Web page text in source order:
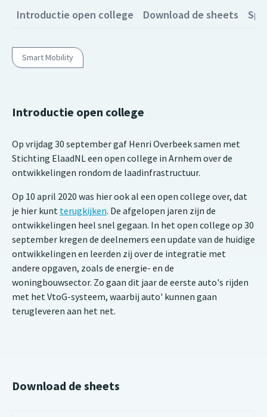
Introductie open college Download de sheets
Smart Mobility
Introductie open college
Op vrijdag 30 september gaf Henri Overbeek samen met
Stichting ElaadNL een open college in Arnhem over de
ontwikkelingen rondom de laadinfrastructuur.
Op 10 april 2020 was hier ook al een open college over, dat
je hier kunt terugkijken. De afgelopen jaren zijn de
ontwikkelingen heel snel gegaan. In het open college op 30
september kregen de deelnemers een update van de huidige
ontwikkelingen en leerden zij over de integratie met
andere opgaven, zoals de energie- en de
woningbouwsector. Zo gaan dit jaar de eerste auto's rijden
met het VtoG-systeem, waarbij auto' kunnen gaan
terugleveren aan het net.
Download de sheets